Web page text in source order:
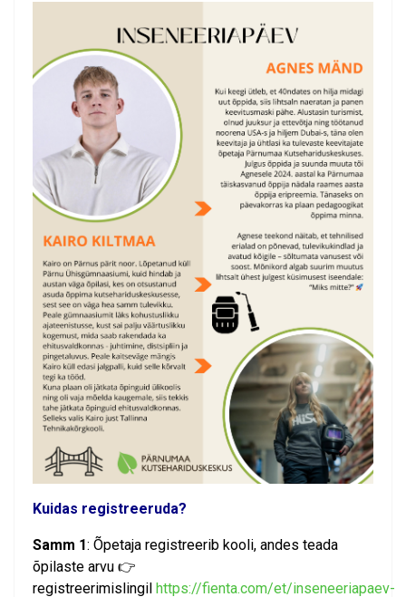
Kuidas registreeruda?
Samm 1: Õpetaja registreerib kooli, andes teada
õpilaste arvu 👉
registreerimislingil https://fienta.com/et/inseneeriapaev-